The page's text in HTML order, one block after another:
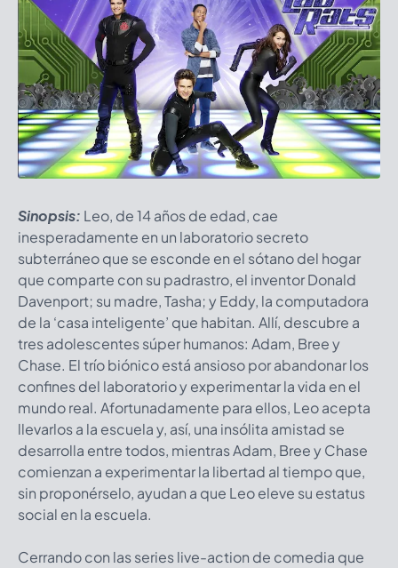
Sinopsis: Leo, de 14 años de edad, cae
inesperadamente en un laboratorio secreto
subterráneo que se esconde en el sótano del hogar
que comparte con su padrastro, el inventor Donald
Davenport; su madre, Tasha; y Eddy, la computadora
de la ‘casa inteligente’ que habitan. Allí, descubre a
tres adolescentes súper humanos: Adam, Bree y
Chase. El trío biónico está ansioso por abandonar los
confines del laboratorio y experimentar la vida en el
mundo real. Afortunadamente para ellos, Leo acepta
llevarlos a la escuela y, así, una insólita amistad se
desarrolla entre todos, mientras Adam, Bree y Chase
comienzan a experimentar la libertad al tiempo que,
sin proponérselo, ayudan a que Leo eleve su estatus
social en la escuela.
Cerrando con las series live-action de comedia que